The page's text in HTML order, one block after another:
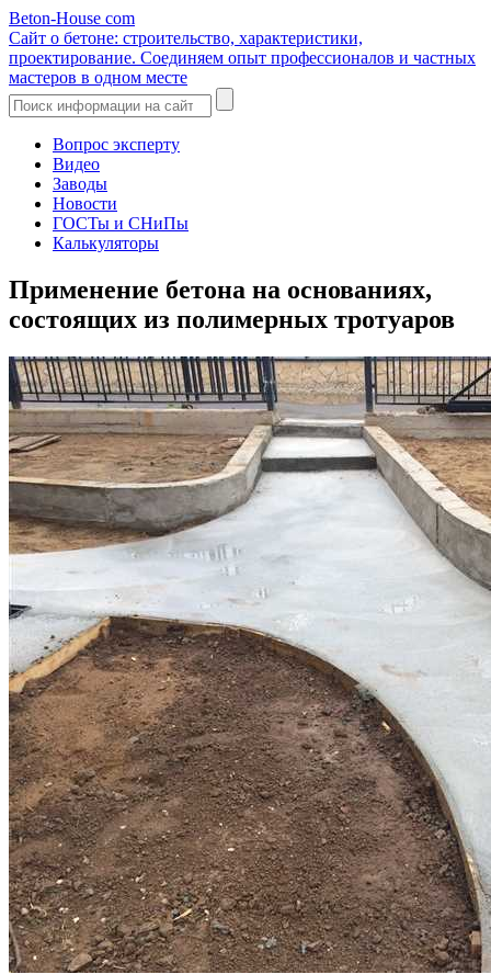
Beton-House com
Сайт о бетоне: строительство, характеристики,
проектирование. Соединяем опыт профессионалов и частных
мастеров в одном месте
Вопрос эксперту
Видео
Заводы
Новости
ГОСТы и СНиПы
Калькуляторы
Применение бетона на основаниях,
состоящих из полимерных тротуаров